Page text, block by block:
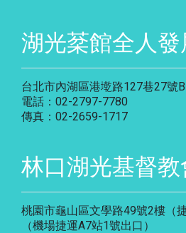
湖光棻館全人
台北市內湖區港墘路127巷27號
電話：02-2797-7780
傳真：02-2659-1717
林口湖光基督教
桃園市龜山區文學路49號2樓（捷
（機場捷運A7站1號出口）